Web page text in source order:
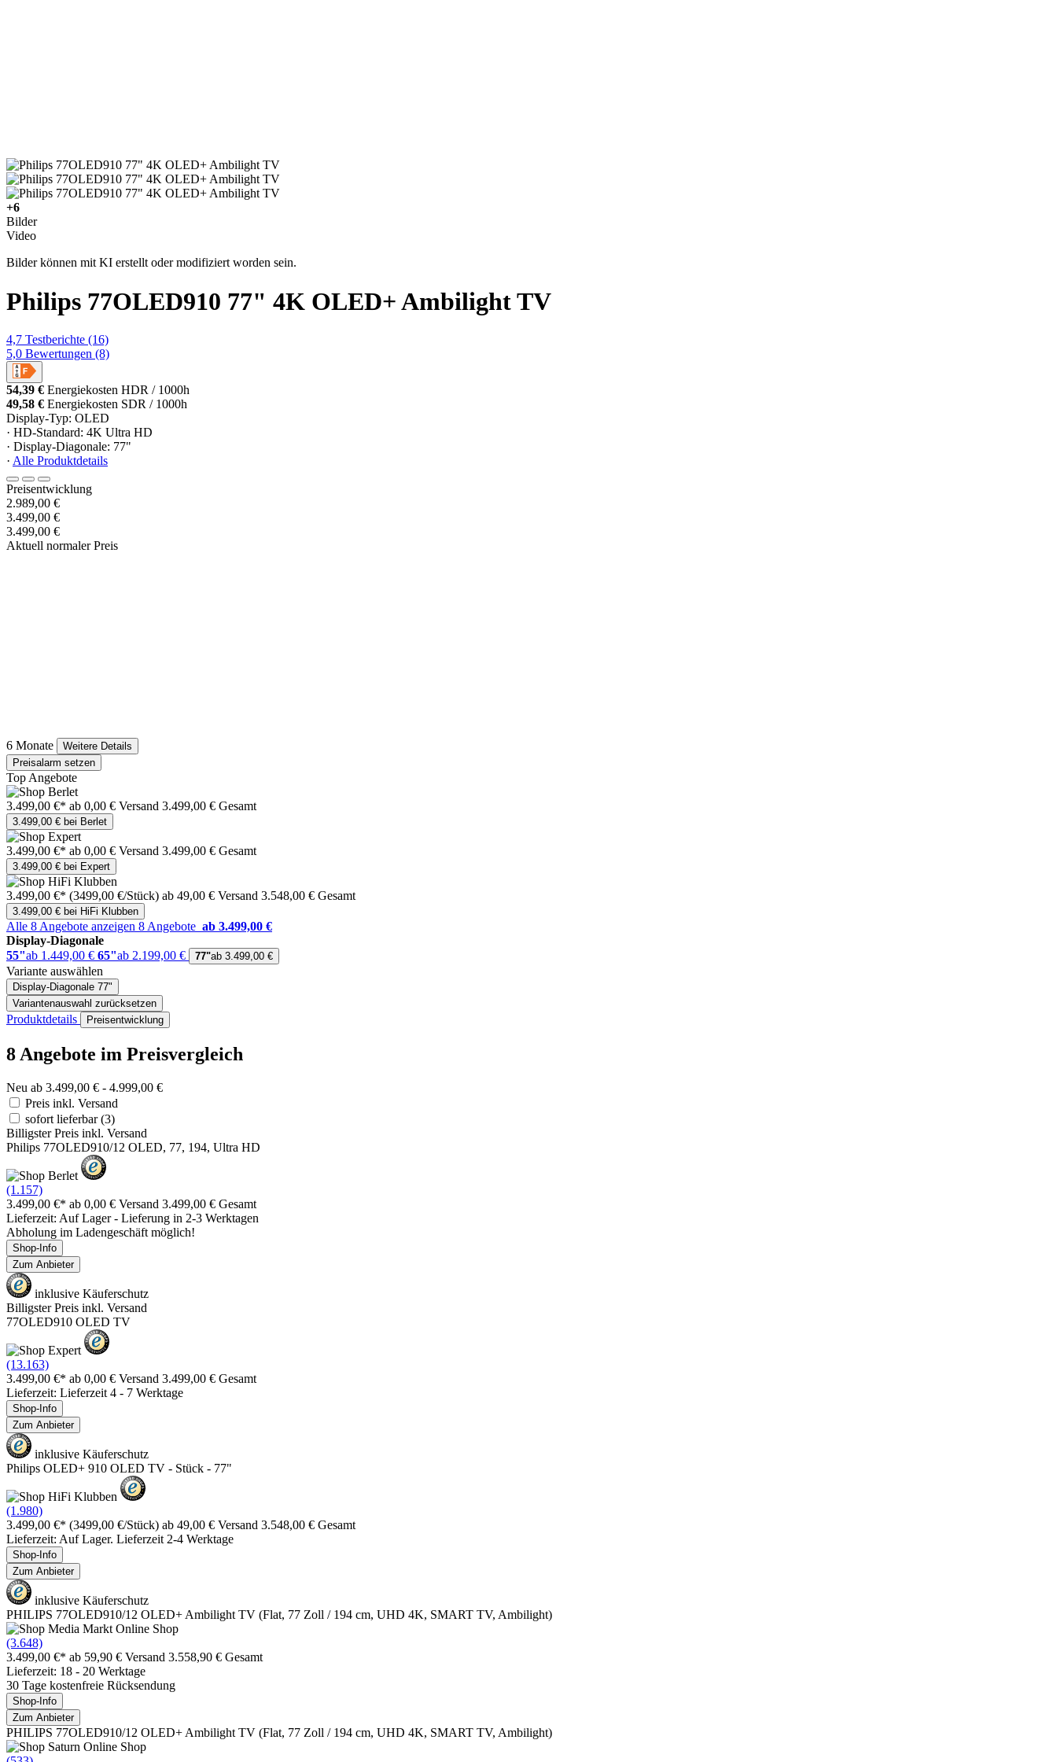
+6
Bilder
Video
Bilder können mit KI erstellt oder modifiziert worden sein.
Philips 77OLED910 77" 4K OLED+ Ambilight TV
4,7 Testberichte (16)
5,0 Bewertungen (8)
54,39 € Energiekosten HDR / 1000h
49,58 € Energiekosten SDR / 1000h
Display-Typ: OLED
· HD-Standard: 4K Ultra HD
· Display-Diagonale: 77"
· Alle Produktdetails
Preisentwicklung
2.989,00 €
3.499,00 €
3.499,00 €
Aktuell normaler Preis
6 Monate
Weitere Details
Preisalarm setzen
Top Angebote
3.499,00 €* ab 0,00 € Versand 3.499,00 € Gesamt
3.499,00 € bei Berlet
3.499,00 €* ab 0,00 € Versand 3.499,00 € Gesamt
3.499,00 € bei Expert
3.499,00 €* (3499,00 €/Stück) ab 49,00 € Versand 3.548,00 € Gesamt
3.499,00 € bei HiFi Klubben
Alle 8 Angebote anzeigen 8 Angebote ab 3.499,00 €
Display-Diagonale
55"ab 1.449,00 € 65"ab 2.199,00 € 77"ab 3.499,00 €
Variante auswählen
Display-Diagonale 77"
Variantenauswahl zurücksetzen
Produktdetails Preisentwicklung
8 Angebote im Preisvergleich
Neu ab 3.499,00 € - 4.999,00 €
Preis inkl. Versand
sofort lieferbar(3)
Billigster Preis inkl. Versand
Philips 77OLED910/12 OLED, 77, 194, Ultra HD
(1.157)
3.499,00 €* ab 0,00 € Versand 3.499,00 € Gesamt
Lieferzeit: Auf Lager - Lieferung in 2-3 Werktagen
Abholung im Ladengeschäft möglich!
Shop-Info
Zum Anbieter
inklusive Käuferschutz
Billigster Preis inkl. Versand
77OLED910 OLED TV
(13.163)
3.499,00 €* ab 0,00 € Versand 3.499,00 € Gesamt
Lieferzeit: Lieferzeit 4 - 7 Werktage
Shop-Info
Zum Anbieter
inklusive Käuferschutz
Philips OLED+ 910 OLED TV - Stück - 77"
(1.980)
3.499,00 €* (3499,00 €/Stück) ab 49,00 € Versand 3.548,00 € Gesamt
Lieferzeit: Auf Lager. Lieferzeit 2-4 Werktage
Shop-Info
Zum Anbieter
inklusive Käuferschutz
PHILIPS 77OLED910/12 OLED+ Ambilight TV (Flat, 77 Zoll / 194 cm, UHD 4K, SMART TV, Ambilight)
(3.648)
3.499,00 €* ab 59,90 € Versand 3.558,90 € Gesamt
Lieferzeit: 18 - 20 Werktage
30 Tage kostenfreie Rücksendung
Shop-Info
Zum Anbieter
PHILIPS 77OLED910/12 OLED+ Ambilight TV (Flat, 77 Zoll / 194 cm, UHD 4K, SMART TV, Ambilight)